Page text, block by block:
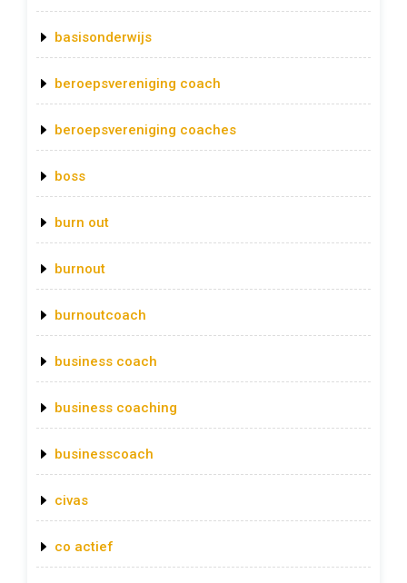
basisonderwijs
beroepsvereniging coach
beroepsvereniging coaches
boss
burn out
burnout
burnoutcoach
business coach
business coaching
businesscoach
civas
co actief